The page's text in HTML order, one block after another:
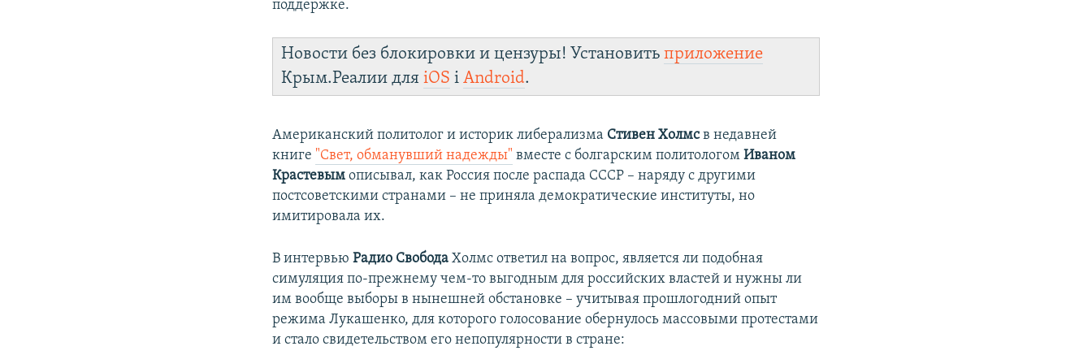
поддержке.
Новости без блокировки и цензуры! Установитьприложение
Крым.Реалии дляiOS іAndroid.
Американский политолог и историк либерализма Стивен Холмсв недавней
книге "Свет, обманувший надежды" вместе с болгарским политологомИваном
Крастевым описывал, как Россия после распада СССР – наряду с другими
постсоветскими странами – не приняла демократические институты, но
имитировала их.
В интервьюРадио Свобода Холмс ответил на вопрос, является ли подобная
симуляция по-прежнему чем-то выгодным для российских властей и нужны ли
им вообще выборы в нынешней обстановке – учитывая прошлогодний опыт
режима Лукашенко, для которого голосование обернулось массовыми протестами
и стало свидетельством его непопулярности в стране: